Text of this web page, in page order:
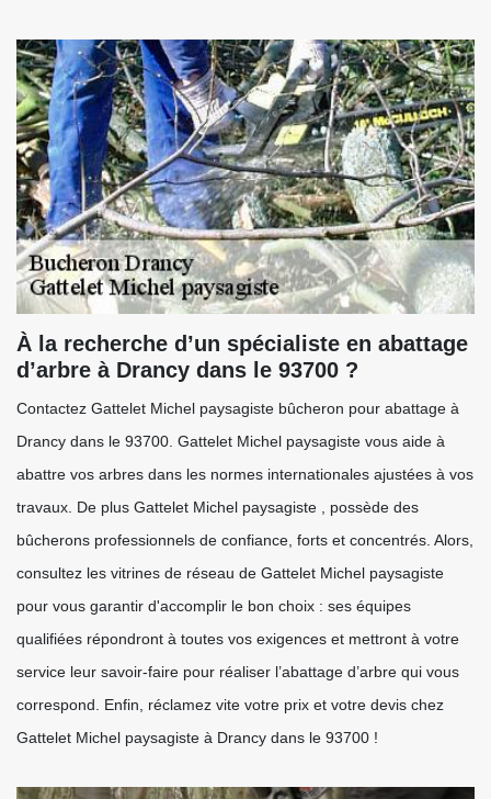
À la recherche d’un spécialiste en abattage
d’arbre à Drancy dans le 93700 ?
Contactez Gattelet Michel paysagiste bûcheron pour abattage à
Drancy dans le 93700. Gattelet Michel paysagiste vous aide à
abattre vos arbres dans les normes internationales ajustées à vos
travaux. De plus Gattelet Michel paysagiste , possède des
bûcherons professionnels de confiance, forts et concentrés. Alors,
consultez les vitrines de réseau de Gattelet Michel paysagiste
pour vous garantir d'accomplir le bon choix : ses équipes
qualifiées répondront à toutes vos exigences et mettront à votre
service leur savoir-faire pour réaliser l’abattage d’arbre qui vous
correspond. Enfin, réclamez vite votre prix et votre devis chez
Gattelet Michel paysagiste à Drancy dans le 93700 !